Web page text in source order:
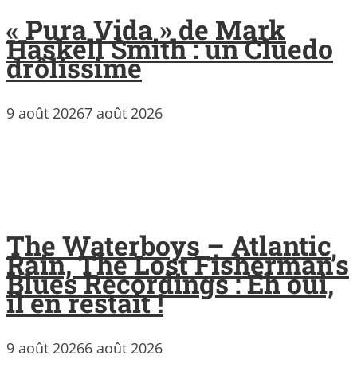
« Pura Vida » de Mark
Haskell Smith : un Cluedo
drôlissime
9 août 20267 août 2026
The Waterboys – Atlantic
Rain, The Lost Fisherman’s
Blues Recordings : Eh oui,
il en restait !
9 août 20266 août 2026